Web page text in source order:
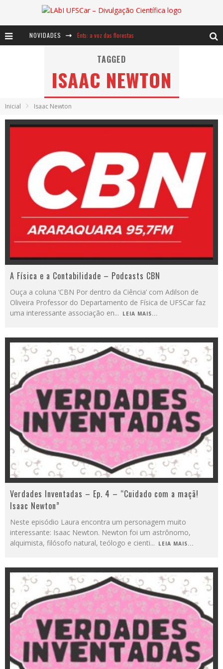
NOVIDADES Ents: a voz das florestas
Notáveis: Bertha Lutz
Baú de Histórias - A jamais imaginada aventura com os moinhos de vento
TAGGED
ISAAC NEWTON
Inicial Isaac Newton
A Física e a Contabilidade – Podcasts CBN
Ouça a coluna ‘CBN Por dentro da Ciência’ com Adilson de
Oliveira Professor do Departamento de Física de UFSCar faz
uma interessante associação en... LEIA MAIS...
Verdades Inventadas – Ep. 4 – “Cuidado com a maçã!
Isaac Newton”
Neste episódio Laura encontra um personagem muito
interessante: Isaac Newton. Newton foi um astrônomo,
alquimista, filósofo natural, teólogo e cienti... LEIA MAIS...